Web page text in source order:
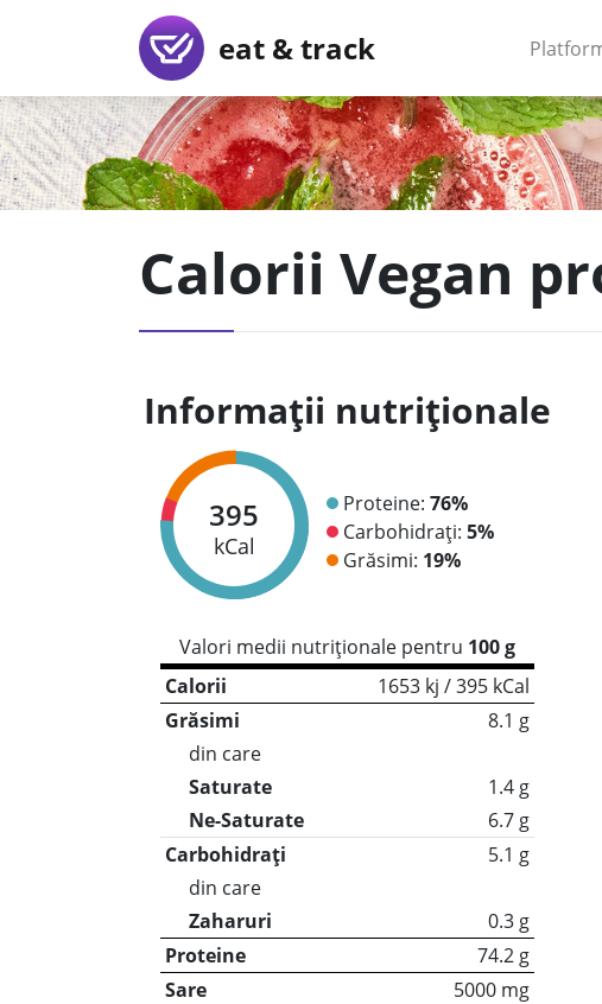
eat & track
Calorii Vegan
Informații nutriționale
395
kCal
Proteine: 76%
Carbohidrați: 5%
Grăsimi: 19%
Valori medii nutriționale pentru 100 g
Calorii
1653 kj / 395 kCal
Grăsimi
8.1 g
din care
Saturate
1.4 g
Ne-Saturate
6.7 g
Carbohidrați
5.1 g
din care
Zaharuri
0.3 g
Proteine
74.2 g
Sare
5000 mg